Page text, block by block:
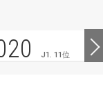
J1. 11位